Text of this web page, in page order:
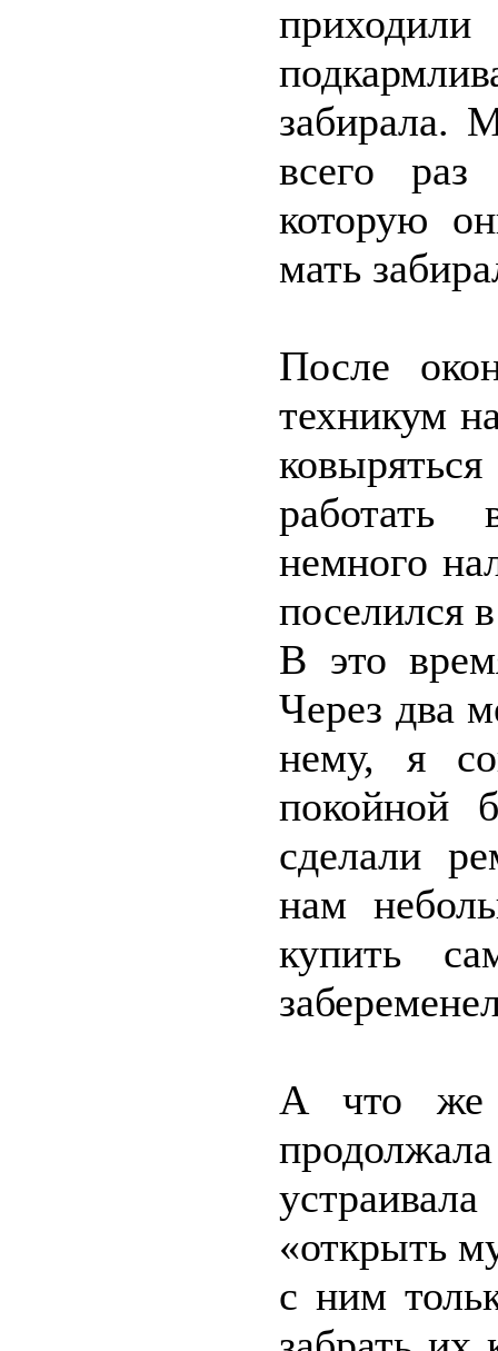
забирала.
всего
которую
мать
После
техникум
работать
немного
поселился
В это
Через два
нему, я
покойной
сделали
нам
купить
А что же
«открыть
с ним